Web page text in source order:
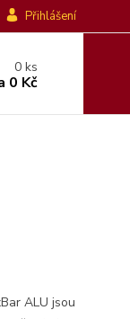
Přihlášení
0ks
0 Kč
ALU jsou